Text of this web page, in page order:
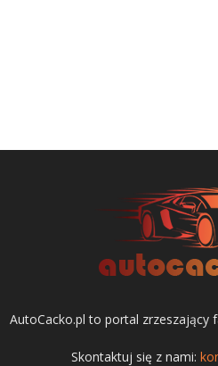
AutoCacko.pl to portal
Skontaktuj się z nami: